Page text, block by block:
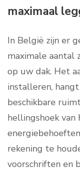
maximaal
In België zijn er
maximale aantal
op uw dak. Het
installeren,
beschikbare
hellingshoek van
rekening te
voorschriften en